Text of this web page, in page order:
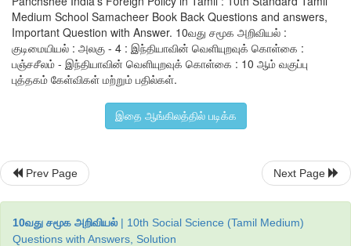
இந்தக் கொள்கைகள் இந்தோனேசியாவில்1955
ஆப்பிரிக்க-ஆசிய மாநாட்டில் கையெழுத்தான பாண்டுங்
சேர்க்கப்பட்டுள்ளன.
Medium School Samacheer Book Back Questions and answers,
Important Question with Answer. 10வது சமூக அறிவியல் :
குடிமையியல் : அலகு - 4 : இந்தியாவின் வெளியுறவுக் கொள்கை :
பஞ்சசீலம் - இந்தியாவின் வெளியுறவுக் கொள்கை : 10 ஆம் வகுப்பு
புத்தகம் கேள்விகள் மற்றும் பதில்கள்.
இதை ஆங்கிலத்தில் படிக்க
Prev Page Next Page
10வது சமூக அறிவியல் | 10th Social Science (Tamil Medium)
Questions with Answers, Solution